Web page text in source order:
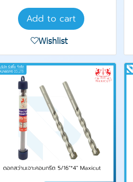
Add to cart
Wishlist